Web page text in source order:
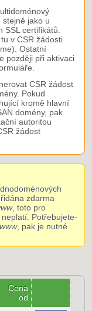
stejně jako u
certifikátů.
v CSR žádosti
Ostatní
později při aktivaci
CSR žádost
Pokud
kromě hlavní
domény, pak
autoritou
žádost
zdarma
, toto pro
Potřebujete-
www, pak je nutné
Cena
od